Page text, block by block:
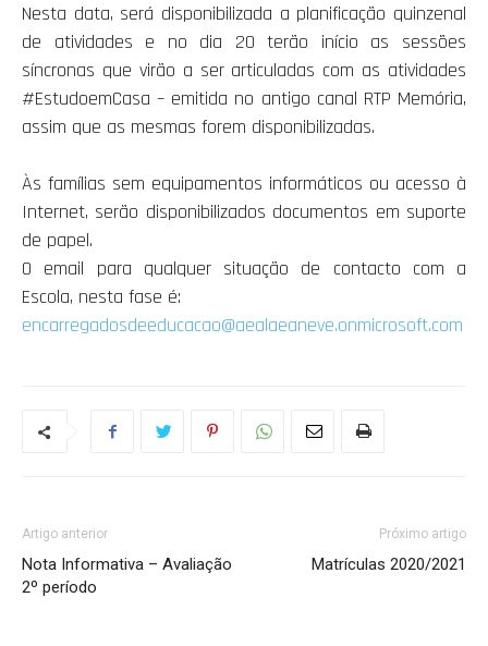
Nesta data, será disponibilizada a planificação quinzenal
de atividades e no dia 20 terão início as sessões
síncronas que virão a ser articuladas com as atividades
#EstudoemCasa – emitida no antigo canal RTP Memória,
assim que as mesmas forem disponibilizadas.
Às famílias sem equipamentos informáticos ou acesso à
Internet, serão disponibilizados documentos em suporte
de papel.
O email para qualquer situação de contacto com a
Escola, nesta fase é:
encarregadosdeeducacao@aealaeaneve.onmicrosoft.com
Artigo anterior
Nota Informativa – Avaliação
2º período
Próximo artigo
Matrículas 2020/2021